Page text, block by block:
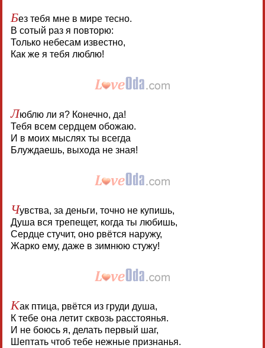
Без тебя мне в мире тесно.
В сотый раз я повторю:
Только небесам известно,
Как же я тебя люблю!
Люблю ли я? Конечно, да!
Тебя всем сердцем обожаю.
И в моих мыслях ты всегда
Блуждаешь, выхода не зная!
Чувства, за деньги, точно не купишь,
Душа вся трепещет, когда ты любишь,
Сердце стучит, оно рвётся наружу,
Жарко ему, даже в зимнюю стужу!
Как птица, рвётся из груди душа,
К тебе она летит сквозь расстоянья.
И не боюсь я, делать первый шаг,
Шептать чтоб тебе нежные признанья.